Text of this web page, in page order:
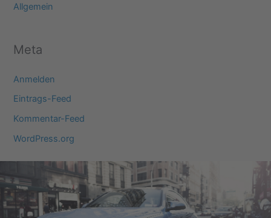
Allgemein
Meta
Anmelden
Eintrags-Feed
Kommentar-Feed
WordPress.org